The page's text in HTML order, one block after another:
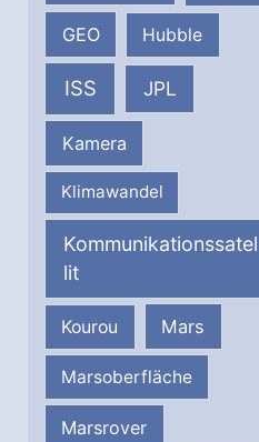
GEO Hubble
ISS JPL
Kamera
Klimawandel
Kommunikationssatel
lit
Kourou Mars
Marsoberfläche
Marsrover